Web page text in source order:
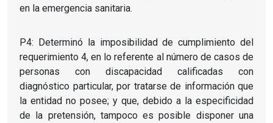
en la emergencia sanitaria.
P4: Determinó la imposibilidad de cumplimiento del
requerimiento 4, en lo referente al número de casos de
personas con discapacidad calificadas con
diagnóstico particular, por tratarse de información que
la entidad no posee; y que, debido a la especificidad
de la pretensión, tampoco es posible disponer una